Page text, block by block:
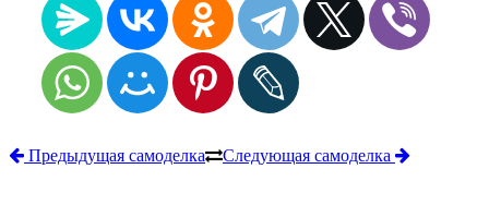
Предыдущая самоделка Следующая самоделка